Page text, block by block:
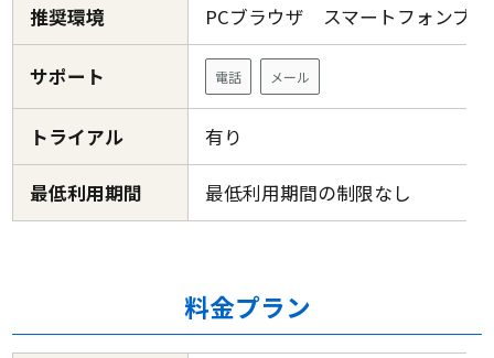
推奨環境 PCブラウザ スマートフォンブ
サポート 電話 メール
トライアル 有り
最低利用期間 最低利用期間の制限なし
料金プラン